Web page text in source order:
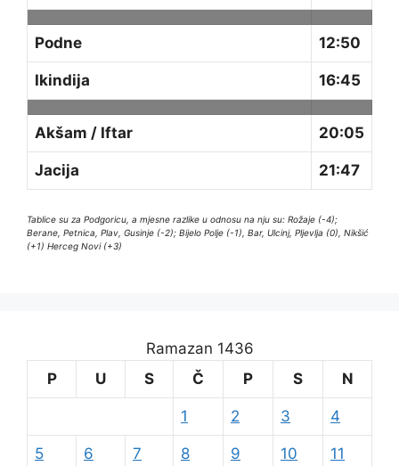
Podne 12:50
Ikindija 16:45
Akšam / Iftar 20:05
Jacija 21:47
Tablice su za Podgoricu, a mjesne razlike u odnosu na nju su: Rožaje (-4);
Berane, Petnica, Plav, Gusinje (-2); Bijelo Polje (-1), Bar, Ulcinj, Pljevlja (0), Nikšić
(+1) Herceg Novi (+3)
Ramazan 1436
P
U S Č P S N
1 2 3 4
5 6 7 8 9 10 11